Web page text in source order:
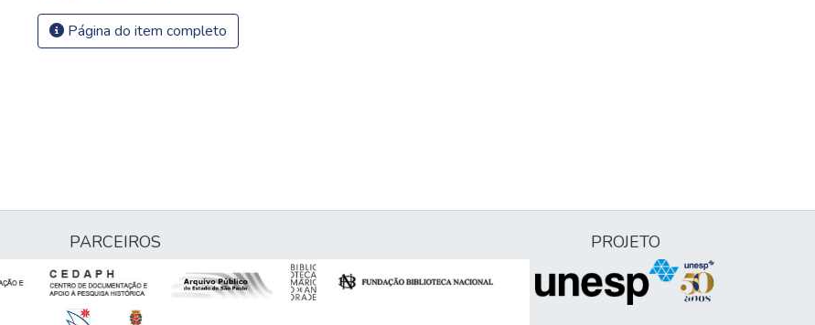
Página do item completo
PARCEIROS PROJETO